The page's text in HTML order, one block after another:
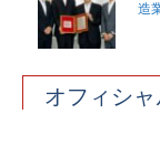
造
オフィシ